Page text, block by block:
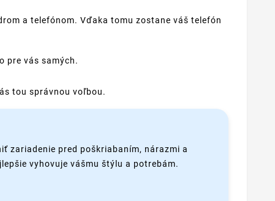
a telefónom. Vďaka tomu zostane váš telefón
pre vás samých.
tou správnou voľbou.
zariadenie pred poškriabaním, nárazmi a
vyhovuje vášmu štýlu a potrebám.